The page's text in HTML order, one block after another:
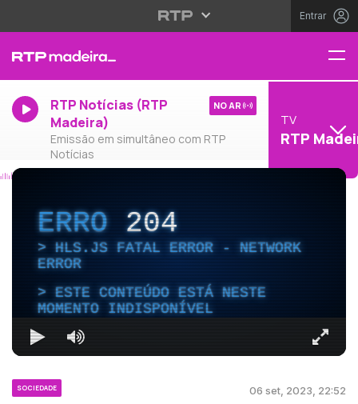
Entrar
RTP Notícias (RTP
Madeira)
Emissão em simultâneo com RTP
Notícias
NO AR
TV
RTP
ERRO204
HLS.JS FATAL ERROR - NETWORK
ERROR
ESTE CONTEÚDO ESTÁ NESTE
MOMENTO INDISPONÍVEL
SOCIEDADE 06 set, 2023, 22:52